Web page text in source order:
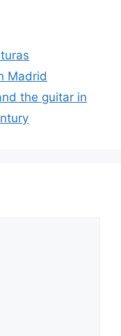
Madrid
the guitar in